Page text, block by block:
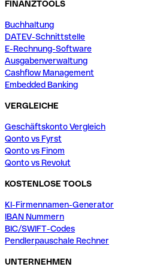
FINANZTOOLS
Buchhaltung
DATEV-Schnittstelle
E-Rechnung-Software
Ausgabenverwaltung
Cashflow Management
Embedded Banking
VERGLEICHE
Geschäftskonto Vergleich
Qonto vs Fyrst
Qonto vs Finom
Qonto vs Revolut
KOSTENLOSE TOOLS
KI-Firmennamen-Generator
IBAN Nummern
BIC/SWIFT-Codes
Pendlerpauschale Rechner
UNTERNEHMEN